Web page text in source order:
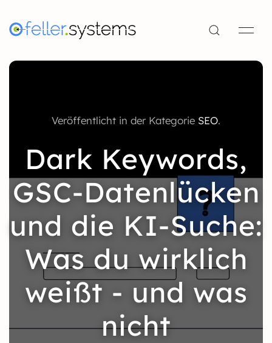
Veröffentlicht in der Kategorie SEO.
Dark Keywords,
GSC-Datenlücken
und die KI-Suche:
Was du wirklich
weißt - und was
nicht